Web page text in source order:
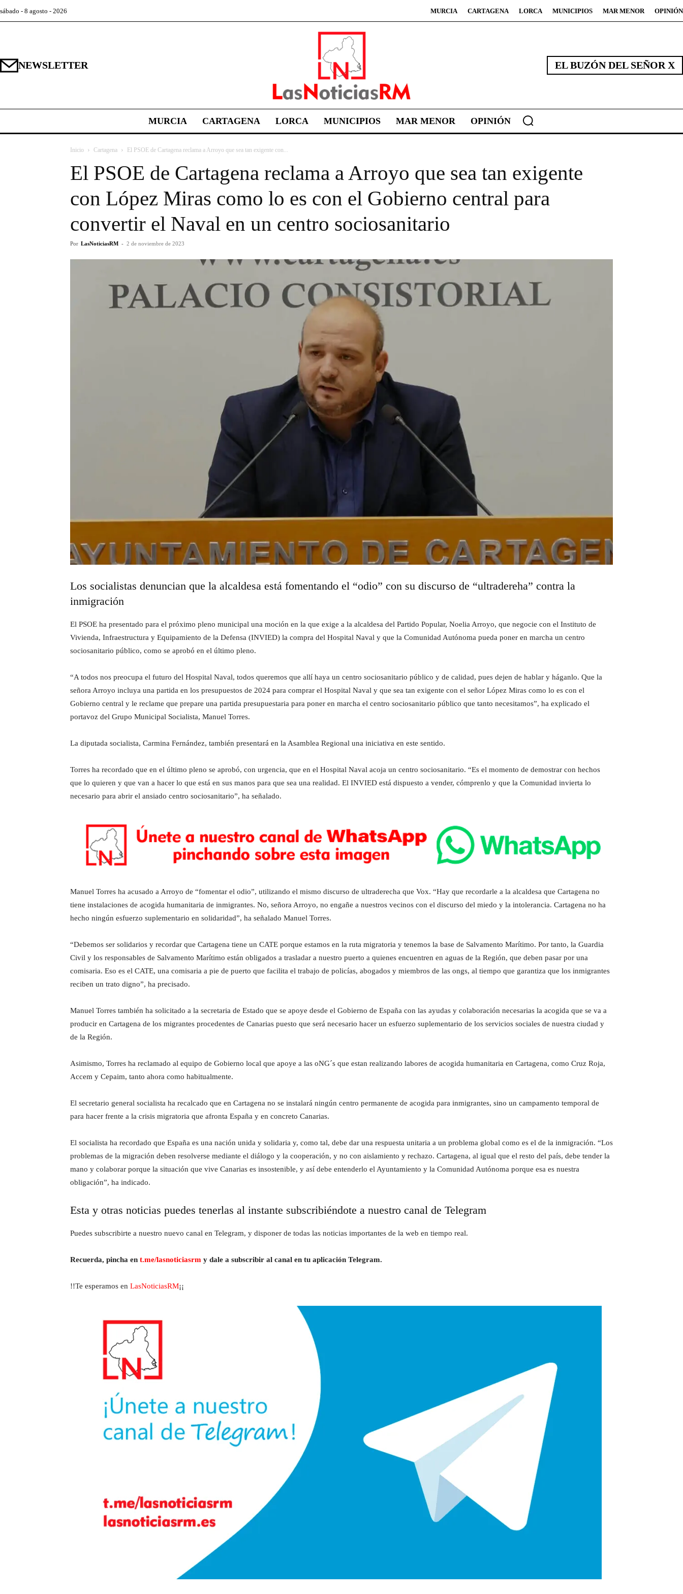
sábado - 8 agosto - 2026 MURCIA CARTAGENA LORCA MUNICIPIOS MAR MENOR OPINIÓN
NEWSLETTER EL BUZÓN DEL SEÑOR X
MURCIA CARTAGENA LORCA MUNICIPIOS MAR MENOR OPINIÓN
Inicio Cartagena El PSOE de Cartagena reclama a Arroyo que sea tan exigente con...
El PSOE de Cartagena reclama a Arroyo que sea tan exigente
con López Miras como lo es con el Gobierno central para
convertir el Naval en un centro sociosanitario
Por LasNoticiasRM - 2 de noviembre de 2023
Los socialistas denuncian que la alcaldesa está fomentando el “odio” con su discurso de “ultradereha” contra la
inmigración
El PSOE ha presentado para el próximo pleno municipal una moción en la que exige a la alcaldesa del Partido Popular, Noelia Arroyo, que negocie con el Instituto de
Vivienda, Infraestructura y Equipamiento de la Defensa (INVIED) la compra del Hospital Naval y que la Comunidad Autónoma pueda poner en marcha un centro
sociosanitario público, como se aprobó en el último pleno.
“A todos nos preocupa el futuro del Hospital Naval, todos queremos que allí haya un centro sociosanitario público y de calidad, pues dejen de hablar y háganlo. Que la
señora Arroyo incluya una partida en los presupuestos de 2024 para comprar el Hospital Naval y que sea tan exigente con el señor López Miras como lo es con el
Gobierno central y le reclame que prepare una partida presupuestaria para poner en marcha el centro sociosanitario público que tanto necesitamos”, ha explicado el
portavoz del Grupo Municipal Socialista, Manuel Torres.
La diputada socialista, Carmina Fernández, también presentará en la Asamblea Regional una iniciativa en este sentido.
Torres ha recordado que en el último pleno se aprobó, con urgencia, que en el Hospital Naval acoja un centro sociosanitario. “Es el momento de demostrar con hechos
que lo quieren y que van a hacer lo que está en sus manos para que sea una realidad. El INVIED está dispuesto a vender, cómprenlo y que la Comunidad invierta lo
necesario para abrir el ansiado centro sociosanitario”, ha señalado.
Manuel Torres ha acusado a Arroyo de “fomentar el odio”, utilizando el mismo discurso de ultraderecha que Vox. “Hay que recordarle a la alcaldesa que Cartagena no
tiene instalaciones de acogida humanitaria de inmigrantes. No, señora Arroyo, no engañe a nuestros vecinos con el discurso del miedo y la intolerancia. Cartagena no ha
hecho ningún esfuerzo suplementario en solidaridad”, ha señalado Manuel Torres.
“Debemos ser solidarios y recordar que Cartagena tiene un CATE porque estamos en la ruta migratoria y tenemos la base de Salvamento Marítimo. Por tanto, la Guardia
Civil y los responsables de Salvamento Marítimo están obligados a trasladar a nuestro puerto a quienes encuentren en aguas de la Región, que deben pasar por una
comisaria. Eso es el CATE, una comisaria a pie de puerto que facilita el trabajo de policías, abogados y miembros de las ongs, al tiempo que garantiza que los inmigrantes
reciben un trato digno”, ha precisado.
Manuel Torres también ha solicitado a la secretaria de Estado que se apoye desde el Gobierno de España con las ayudas y colaboración necesarias la acogida que se va a
producir en Cartagena de los migrantes procedentes de Canarias puesto que será necesario hacer un esfuerzo suplementario de los servicios sociales de nuestra ciudad y
de la Región.
Asimismo, Torres ha reclamado al equipo de Gobierno local que apoye a las oNG´s que estan realizando labores de acogida humanitaria en Cartagena, como Cruz Roja,
Accem y Cepaim, tanto ahora como habitualmente.
El secretario general socialista ha recalcado que en Cartagena no se instalará ningún centro permanente de acogida para inmigrantes, sino un campamento temporal de
para hacer frente a la crisis migratoria que afronta España y en concreto Canarias.
El socialista ha recordado que España es una nación unida y solidaria y, como tal, debe dar una respuesta unitaria a un problema global como es el de la inmigración. “Los
problemas de la migración deben resolverse mediante el diálogo y la cooperación, y no con aislamiento y rechazo. Cartagena, al igual que el resto del país, debe tender la
mano y colaborar porque la situación que vive Canarias es insostenible, y así debe entenderlo el Ayuntamiento y la Comunidad Autónoma porque esa es nuestra
obligación”, ha indicado.
Esta y otras noticias puedes tenerlas al instante subscribiéndote a nuestro canal de Telegram
Puedes subscribirte a nuestro nuevo canal en Telegram, y disponer de todas las noticias importantes de la web en tiempo real.
Recuerda, pincha en t.me/lasnoticiasrm y dale a subscribir al canal en tu aplicación Telegram.
!!Te esperamos en LasNoticiasRM¡¡